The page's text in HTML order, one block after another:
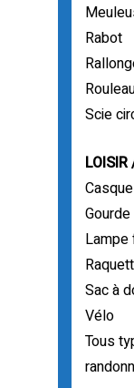
Rabot
Scie
Casque
Gourde
Sac à
Vélo
Tous